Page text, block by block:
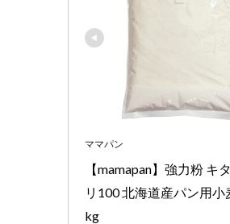
ママパン
【mamapan】強力粉 キ
リ100 北海道産パン用小
kg